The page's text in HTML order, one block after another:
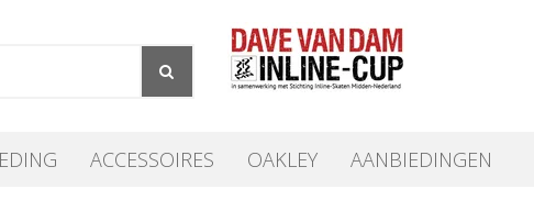
ACCESSOIRES OAKLEY AANBIEDINGEN